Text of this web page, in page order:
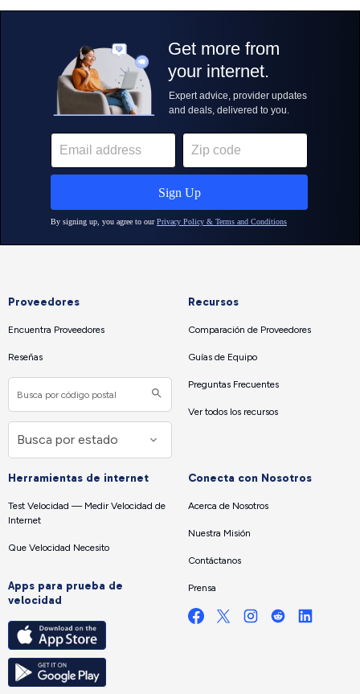
Proveedores
Encuentra Proveedores
Reseñas
Recursos
Comparación de Proveedores
Guías de Equipo
Preguntas Frecuentes
Ver todos los recursos
Herramientas de internet
Test Velocidad — Medir Velocidad de
Internet
Que Velocidad Necesito
Apps para prueba de
velocidad
Conecta con Nosotros
Acerca de Nosotros
Nuestra Misión
Contáctanos
Prensa